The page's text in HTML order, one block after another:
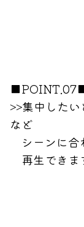
>>集中した
など
シーンに合
再生できま